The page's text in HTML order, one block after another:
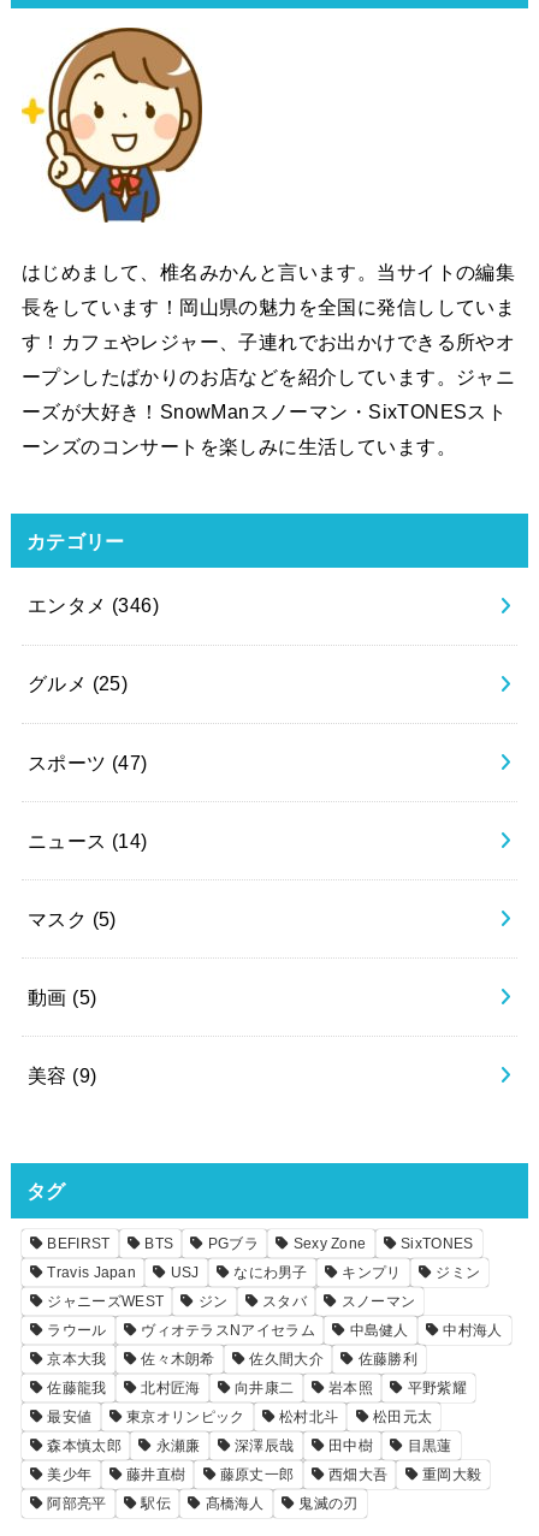
はじめまして、椎名みかんと言います。当サイトの編集
長をしています！岡山県の魅力を全国に発信ししていま
す！カフェやレジャー、子連れでお出かけできる所やオ
ープンしたばかりのお店などを紹介しています。ジャニ
ーズが大好き！SnowManスノーマン・SixTONESスト
ーンズのコンサートを楽しみに生活しています。
カテゴリー
エンタメ (346)
グルメ (25)
スポーツ (47)
ニュース (14)
マスク (5)
動画 (5)
美容 (9)
タグ
BEFIRST BTS PGブラ Sexy Zone
SixTONES
Travis Japan
USJ なにわ男子 キンプリ
ジミン
ジャニーズWEST
ジン スタバ
スノーマン
ラウール
ヴィオテラスNアイセラム 中島健人
中村海人
京本大我
佐々木朗希 佐久間大介
佐藤勝利
佐藤龍我
北村匠海 向井康二 岩本照
平野紫耀
最安値
東京オリンピック 松村北斗
松田元太
森本慎太郎
永瀬廉 深澤辰哉 田中樹
目黒蓮
美少年
藤井直樹 藤原丈一郎 西畑大吾
重岡大毅
阿部亮平
駅伝 髙橋海人 鬼滅の刃